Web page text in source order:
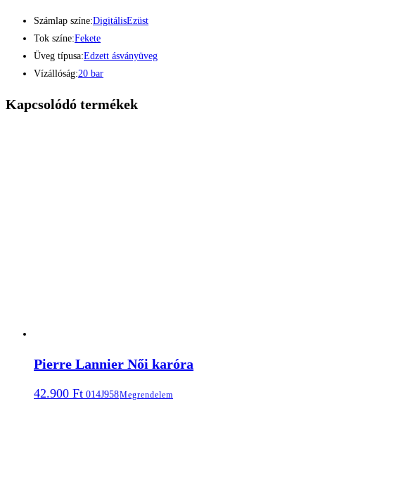
Számlap színe:DigitálisEzüst
Tok színe:Fekete
Üveg típusa:Edzett ásványüveg
Vízállóság:20 bar
Kapcsolódó termékek
Pierre Lannier Női karóra
42.900 Ft 014J958Megrendelem